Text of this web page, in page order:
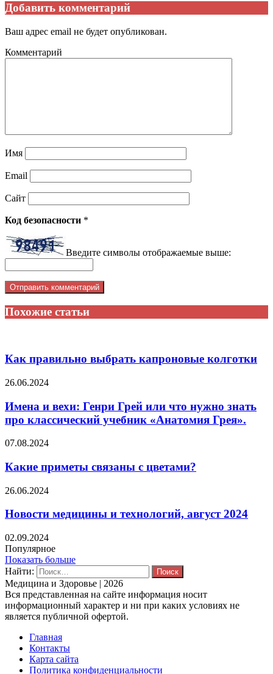
Добавить комментарий
Ваш адрес email не будет опубликован.
Комментарий
Имя
Email
Сайт
Код безопасности *
Введите символы отображаемые выше:
Похожие статьи
Как правильно выбрать капроновые колготки
26.06.2024
Имена и вехи: Генри Грей или что нужно знать
про классический учебник «Анатомия Грея».
07.08.2024
Какие приметы связаны с цветами?
26.06.2024
Новости медицины и технологий, август 2024
02.09.2024
Популярное
Показать больше
Найти:
Медицина и Здоровье | 2026
Вся представленная на сайте информация носит
информационный характер и ни при каких условиях не
является публичной офертой.
Главная
Контакты
Карта сайта
Политика конфиденциальности